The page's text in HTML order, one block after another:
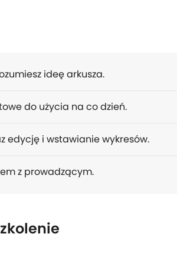
ideę arkusza.
do użycia na co dzień.
edycję i wstawianie wykresów.
z prowadzącym.